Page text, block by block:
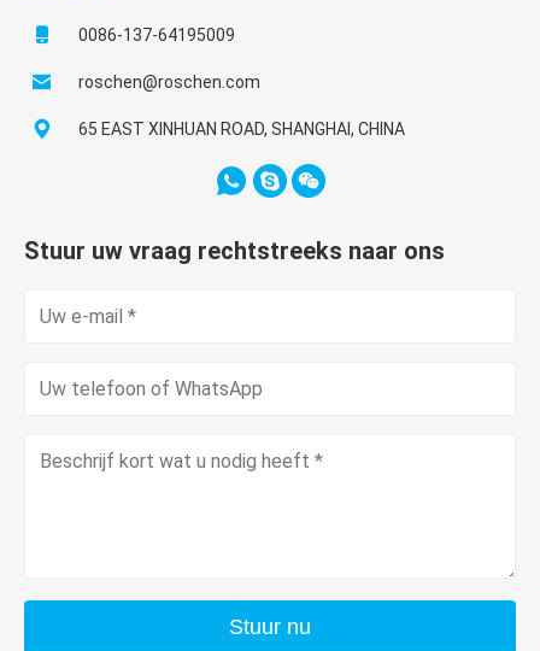
0086-137-64195009
roschen@roschen.com
65 EAST XINHUAN ROAD, SHANGHAI, CHINA
Stuur uw vraag rechtstreeks naar ons
Stuur nu